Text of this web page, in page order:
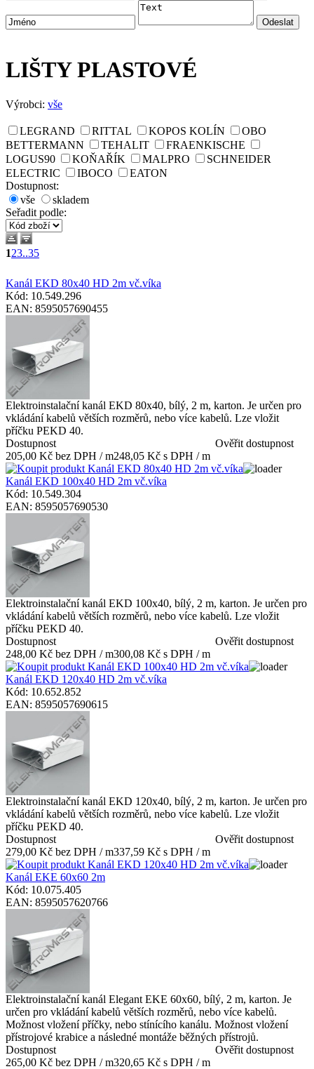
LIŠTY PLASTOVÉ
Výrobci: vše
LEGRAND RITTAL KOPOS KOLÍN
OBO
BETTERMANN
TEHALIT
FRAENKISCHE
LOGUS90
KOŇAŘÍK MALPRO
SCHNEIDER
ELECTRIC
IBOCO
EATON
Dostupnost:
vše
skladem
Seřadit podle:
123..35
Kanál EKD 80x40 HD 2m vč.víka
Kód: 10.549.296
EAN: 8595057690455
Elektroinstalační kanál EKD 80x40, bílý, 2 m, karton. Je určen pro
vkládání kabelů větších rozměrů, nebo více kabelů. Lze vložit
příčku PEKD 40.
Dostupnost
Ověřit dostupnost
205,00 Kč bez DPH / m248,05 Kč s DPH / m
Kanál EKD 100x40 HD 2m vč.víka
Kód: 10.549.304
EAN: 8595057690530
Elektroinstalační kanál EKD 100x40, bílý, 2 m, karton. Je určen pro
vkládání kabelů větších rozměrů, nebo více kabelů. Lze vložit
příčku PEKD 40.
Dostupnost
Ověřit dostupnost
248,00 Kč bez DPH / m300,08 Kč s DPH / m
Kanál EKD 120x40 HD 2m vč.víka
Kód: 10.652.852
EAN: 8595057690615
Elektroinstalační kanál EKD 120x40, bílý, 2 m, karton. Je určen pro
vkládání kabelů větších rozměrů, nebo více kabelů. Lze vložit
příčku PEKD 40.
Dostupnost
Ověřit dostupnost
279,00 Kč bez DPH / m337,59 Kč s DPH / m
Kanál EKE 60x60 2m
Kód: 10.075.405
EAN: 8595057620766
Elektroinstalační kanál Elegant EKE 60x60, bílý, 2 m, karton. Je
určen pro vkládání kabelů větších rozměrů, nebo více kabelů.
Možnost vložení příčky, nebo stínícího kanálu. Možnost vložení
přístrojové krabice a následné montáže běžných přístrojů.
Dostupnost
Ověřit dostupnost
265,00 Kč bez DPH / m320,65 Kč s DPH / m